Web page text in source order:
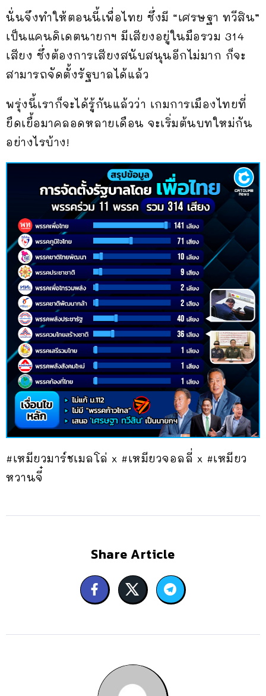
นั่นจึงทำให้ตอนนี้เพื่อไทย ซึ่งมี “เศรษฐา ทวีสิน”
เป็นแคนดิเดตนายกฯ มีเสียงอยู่ในมือรวม 314
เสียง ซึ่งต้องการเสียงสนับสนุนอีกไม่มาก ก็จะ
สามารถจัดตั้งรัฐบาลได้แล้ว
พรุ่งนี้เราก็จะได้รู้กันแล้วว่า เกมการเมืองไทยที่
ยืดเยื้อมาคลอดหลายเดือน จะเริ่มต้นบทใหม่กัน
อย่างไรบ้าง!
#เหมียวมาร์ชเมลโล่ x #เหมียวจอลลี่ x #เหมียว
หวานจี๋
Share Article